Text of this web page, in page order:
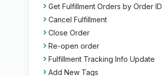
Get Fulfillment Orders by Order ID
Cancel Fulfillment
Close Order
Re-open order
Fulfillment Tracking Info Update
Add New Tags